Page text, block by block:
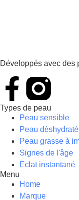
Développés avec des
Types de peau
Peau sensible
Peau
Peau grasse à
Signes de l'âge
Eclat instantané
Menu
Home
Marque